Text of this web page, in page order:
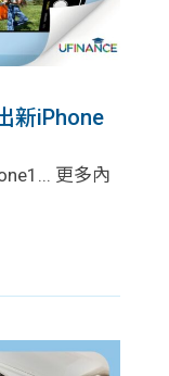
新iPhone
更多內